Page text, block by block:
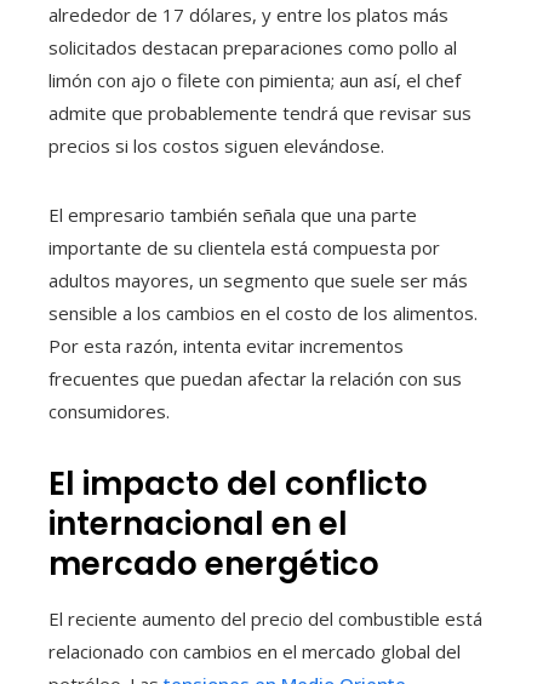
alrededor de 17 dólares, y entre los platos más
solicitados destacan preparaciones como pollo al
limón con ajo o filete con pimienta; aun así, el chef
admite que probablemente tendrá que revisar sus
precios si los costos siguen elevándose.
El empresario también señala que una parte
importante de su clientela está compuesta por
adultos mayores, un segmento que suele ser más
sensible a los cambios en el costo de los alimentos.
Por esta razón, intenta evitar incrementos
frecuentes que puedan afectar la relación con sus
consumidores.
El impacto del conflicto
internacional en el
mercado energético
El reciente aumento del precio del combustible está
relacionado con cambios en el mercado global del